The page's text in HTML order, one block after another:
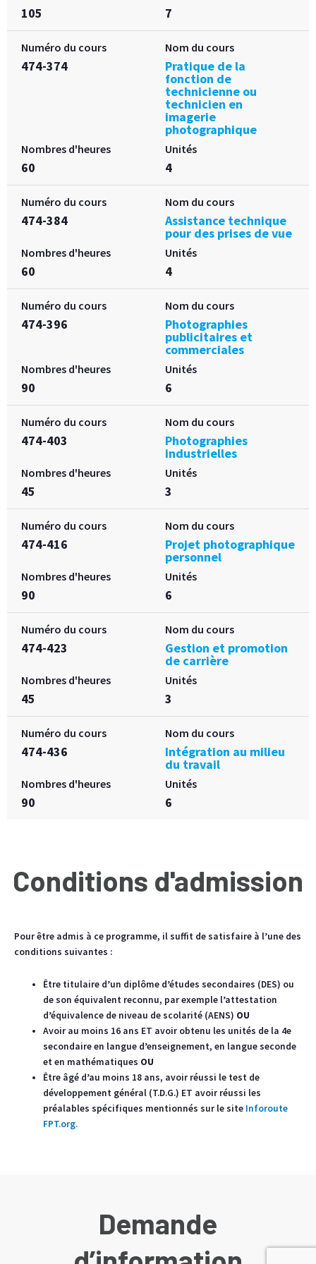
105 7
Numéro du cours
474-374
Nom du cours
Pratique de la
fonction de
technicienne ou
technicien en
imagerie
photographique
Nombres d'heures
60
Unités
4
Numéro du cours
474-384
Nom du cours
Assistance technique
pour des prises de vue
Nombres d'heures
60
Unités
4
Numéro du cours
474-396
Nom du cours
Photographies
publicitaires et
commerciales
Nombres d'heures
90
Unités
6
Numéro du cours
474-403
Nom du cours
Photographies
industrielles
Nombres d'heures
45
Unités
3
Numéro du cours
474-416
Nom du cours
Projet photographique
personnel
Nombres d'heures
90
Unités
6
Numéro du cours
474-423
Nom du cours
Gestion et promotion
de carrière
Nombres d'heures
45
Unités
3
Numéro du cours
474-436
Nom du cours
Intégration au milieu
du travail
Nombres d'heures
90
Unités
6
Conditions d'admission
Pour être admis à ce programme, il suffit de satisfaire à l’une des
conditions suivantes :
Être titulaire d’un diplôme d’études secondaires (DES) ou
de son équivalent reconnu, par exemple l’attestation
d’équivalence de niveau de scolarité (AENS) OU
Avoir au moins 16 ans ET avoir obtenu les unités de la 4e
secondaire en langue d’enseignement, en langue seconde
et en mathématiques OU
Être âgé d’au moins 18 ans, avoir réussi le test de
développement général (T.D.G.) ET avoir réussi les
préalables spécifiques mentionnés sur le site Inforoute
FPT.org.
Demande